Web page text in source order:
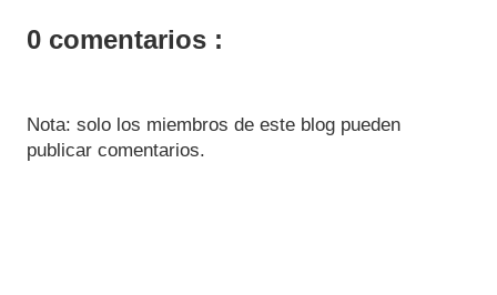
0 comentarios :
Nota: solo los miembros de este blog pueden
publicar comentarios.